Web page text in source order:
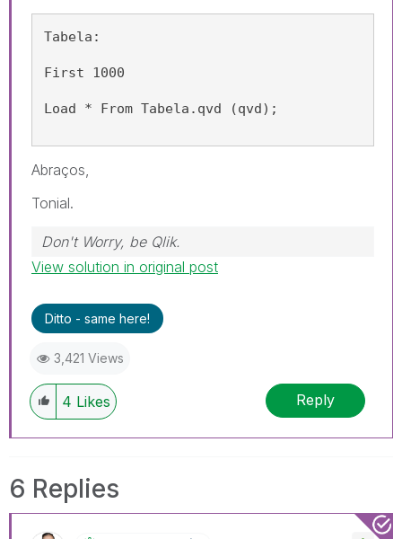
Tabela:
First 1000
Load * From Tabela.qvd (qvd);
Abraços,
Tonial.
Don't Worry, be Qlik.
View solution in original post
Ditto - same here!
3,421 Views
4 Likes Reply
6 Replies